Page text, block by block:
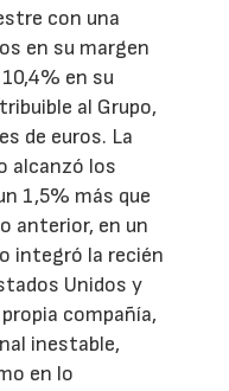
con una
en su margen
en su
al Grupo,
de euros. La
alcanzó los
1,5% más que
anterior, en un
integró la recién
Unidos y
compañía,
inestable,
en lo